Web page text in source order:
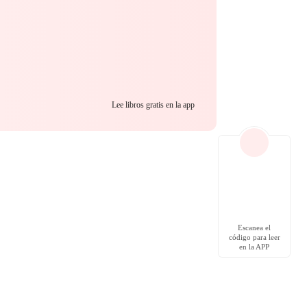
Lee libros gratis en la app
Escanea el
código para leer
en la APP